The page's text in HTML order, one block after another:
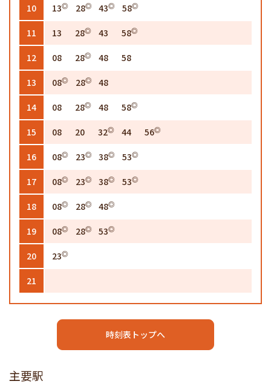
10 13◎ 28◎ 43◎ 58◎
11 13 28◎ 43 58◎
12 08 28◎ 48 58
13 08◎ 28◎ 48
14 08 28◎ 48 58◎
15 08 20 32◎ 44 56◎
16 08◎ 23◎ 38◎ 53◎
17 08◎ 23◎ 38◎ 53◎
18 08◎ 28◎ 48◎
19 08◎ 28◎ 53◎
20 23◎
21
時刻表トップへ
主要駅